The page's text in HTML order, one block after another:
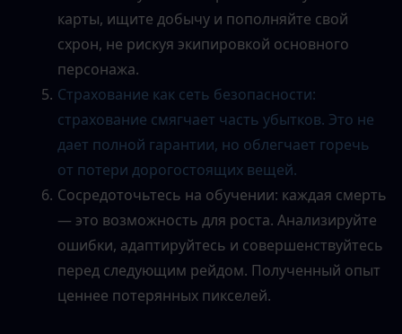
карты, ищите добычу и пополняйте свой
схрон, не рискуя экипировкой основного
персонажа.
Страхование как сеть безопасности:
страхование смягчает часть убытков. Это не
дает полной гарантии, но облегчает горечь
от потери дорогостоящих вещей.
Сосредоточьтесь на обучении: каждая смерть
— это возможность для роста. Анализируйте
ошибки, адаптируйтесь и совершенствуйтесь
перед следующим рейдом. Полученный опыт
ценнее потерянных пикселей.